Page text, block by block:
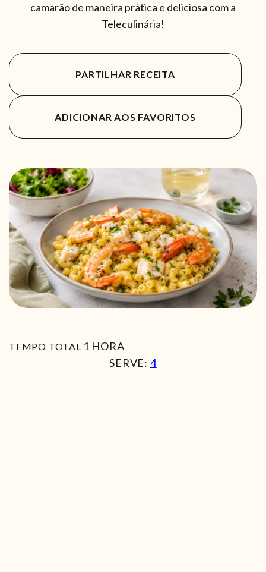
camarão de maneira prática e deliciosa com a
Teleculinária!
PARTILHAR RECEITA
ADICIONAR AOS FAVORITOS
TEMPO TOTAL 1 HORA
HORA
SERVE: 4